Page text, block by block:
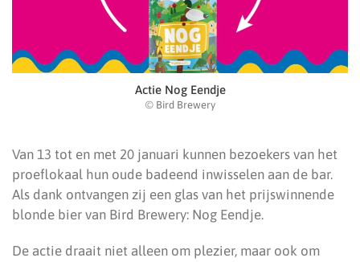
Actie Nog Eendje
© Bird Brewery
Van 13 tot en met 20 januari kunnen bezoekers van het
proeflokaal hun oude badeend inwisselen aan de bar.
Als dank ontvangen zij een glas van het prijswinnende
blonde bier van Bird Brewery: Nog Eendje.
De actie draait niet alleen om plezier, maar ook om